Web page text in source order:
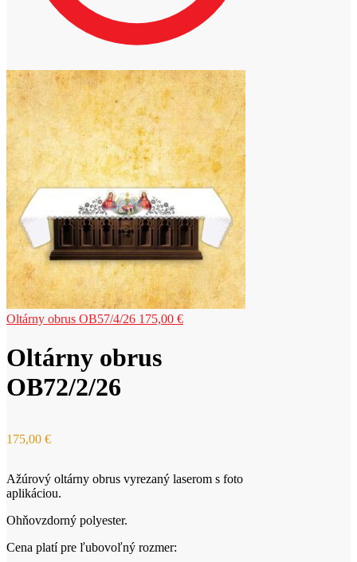
Oltárny obrus OB57/4/26 175,00 €
Oltárny obrus
OB72/2/26
175,00 €
Ažúrový oltárny obrus vyrezaný laserom s foto
aplikáciou.
Ohňovzdorný polyester.
Cena platí pre ľubovoľný rozmer: